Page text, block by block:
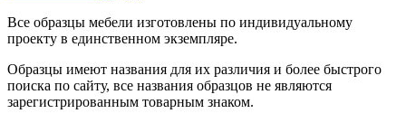
Все образцы мебели изготовлены по индивидуальному
проекту в единственном экземпляре.
Образцы имеют названия для их различия и более быстрого
поиска по сайту, все названия образцов не являются
зарегистрированным товарным знаком.